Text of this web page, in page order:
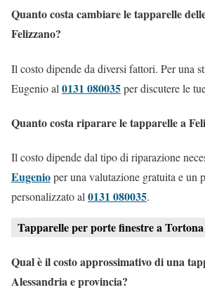
Quanto costa cambiare le tapparelle
Felizzano?
Il costo dipende da diversi fattori. Per una
Eugenio al 0131 080035per discutere le
Quanto costa riparare le tapparelle a
Il costo dipende dal tipo di riparazione
Eugenioper una valutazione gratuita e un
personalizzato al 0131 080035.
Tapparelle per porte finestre a Tortona
Qual è il costo approssimativo di una
Alessandria e provincia?